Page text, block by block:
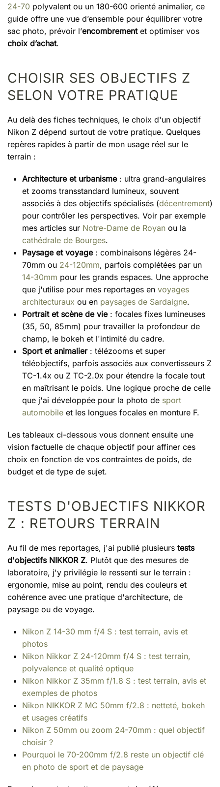
24-70 polyvalent ou un 180-600 orienté animalier, ce
guide offre une vue d’ensemble pour équilibrer votre
sac photo, prévoir l’encombrementet optimiser vos
choix d’achat.
CHOISIR SES OBJECTIFS Z
SELON VOTRE PRATIQUE
Au delà des fiches techniques, le choix d'un objectif
Nikon Z dépend surtout de votre pratique. Quelques
repères rapides à partir de mon usage réel sur le
terrain :
Architecture et urbanisme: ultra grand-angulaires
et zooms transstandard lumineux, souvent
associés à des objectifs spécialisés (décentrement)
pour contrôler les perspectives. Voir par exemple
mes articles sur Notre-Dame de Royan ou la
cathédrale de Bourges.
Paysage et voyage: combinaisons légères 24-
70mm ou 24-120mm, parfois complétées par un
14-30mm pour les grands espaces. Une approche
que j'utilise pour mes reportages en voyages
architecturaux ou en paysages de Sardaigne.
Portrait et scène de vie: focales fixes lumineuses
(35, 50, 85mm) pour travailler la profondeur de
champ, le bokeh et l'intimité du cadre.
Sport et animalier: télézooms et super
téléobjectifs, parfois associés aux convertisseurs Z
TC-1.4x ou Z TC-2.0x pour étendre la focale tout
en maîtrisant le poids. Une logique proche de celle
que j'ai développée pour la photo de sport
automobile et les longues focales en monture F.
Les tableaux ci-dessous vous donnent ensuite une
vision factuelle de chaque objectif pour affiner ces
choix en fonction de vos contraintes de poids, de
budget et de type de sujet.
TESTS D'OBJECTIFS NIKKOR
Z : RETOURS TERRAIN
Au fil de mes reportages, j'ai publié plusieurs tests
d'objectifs NIKKOR Z. Plutôt que des mesures de
laboratoire, j'y privilégie le ressenti sur le terrain :
ergonomie, mise au point, rendu des couleurs et
cohérence avec une pratique d'architecture, de
paysage ou de voyage.
Nikon Z 14-30 mm f/4 S : test terrain, avis et
photos
Nikon Nikkor Z 24-120mm f/4 S : test terrain,
polyvalence et qualité optique
Nikon Nikkor Z 35mm f/1.8 S : test terrain, avis et
exemples de photos
Nikon NIKKOR Z MC 50mm f/2.8 : netteté, bokeh
et usages créatifs
Nikon Z 50mm ou zoom 24-70mm : quel objectif
choisir ?
Pourquoi le 70-200mm f/2.8 reste un objectif clé
en photo de sport et de paysage